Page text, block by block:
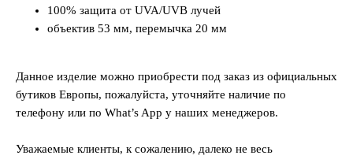
100% защита от UVA/UVB лучей
объектив 53 мм, перемычка 20 мм
Данное изделие можно приобрести под заказ из официальных
бутиков Европы, пожалуйста, уточняйте наличие по
телефону или по What’s App у наших менеджеров.
Уважаемые клиенты, к сожалению, далеко не весь